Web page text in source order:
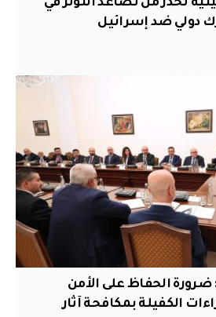
تحذر من تصاعد التوتر في
دولي ضد إسرائيل
الحفاظ على الأمن
الكفيلة بمكافحة آثار